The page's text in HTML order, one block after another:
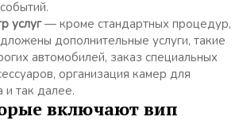
услуг— кроме стандартных процедур,
дополнительные услуги, такие
автомобилей, заказ специальных
организация камер для
и так далее.
включают вип